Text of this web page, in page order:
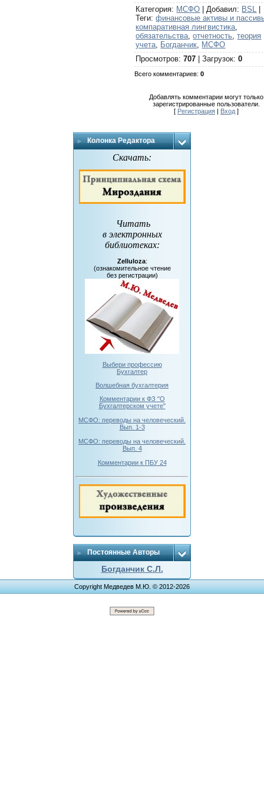
Категория: МСФО |Добавил: BSL
Теги:финансовые активы и
компаративная лингвистика,
обязательства,отчетность,теория
учета, Богданчик, МСФО
Просмотров:707 |Загрузок:0
Всего комментариев:0
Добавлять комментарии могут только
зарегистрированные пользователи.
[ Регистрация| Вход]
Колонка Редактора
Скачать:
Читать
в электронных
библиотеках:
Zelluloza:
(ознакомительное чтение
без регистрации)
Выбери профессию
Бухгалтер
Волшебная бухгалтерия
Комментарии к ФЗ "О
Бухгалтерском учете"
МСФО: переводы на человеческий.
Вып. 1-3
МСФО: переводы на человеческий.
Вып. 4
Комментарии к ПБУ 24
Постоянные Авторы
Богданчик С.Л.
Copyright Медведев М.Ю. © 2012-2026